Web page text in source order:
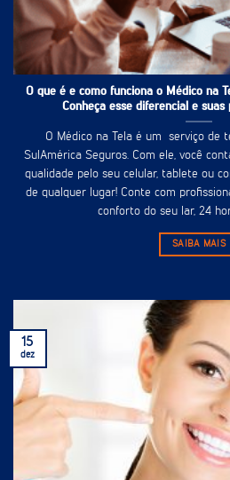
O que é e como funciona o Médico na
Conheça esse diferencial e
O Médico na Tela é um serviço de
SulAmérica Seguros. Com ele, você
qualidade pelo seu celular, tablete ou
de qualquer lugar! Conte com
conforto do seu lar, 24
SAIBA MAIS
15
dez